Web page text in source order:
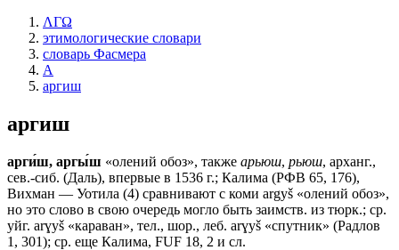
ΛΓΩ
этимологические словари
словарь Фасмера
А
аргиш
аргиш
арги́ш, аргы́ш «олений обоз», также арьюш, рьюш, арханг.,
сев.-сиб. (Даль), впервые в 1536 г.; Калима (РФВ 65, 176),
Вихман — Уотила (4) сравнивают с коми argyš «олений обоз»,
но это слово в свою очередь могло быть заимств. из тюрк.; ср.
уйг. arɣyš «караван», тел., шор., леб. arɣyš «спутник» (Радлов
1, 301); ср. еще Калима, FUF 18, 2 и сл.